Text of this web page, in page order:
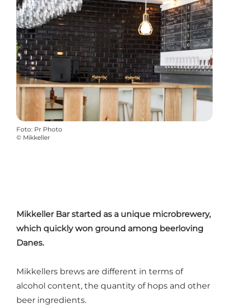
Foto: Pr Photo
© Mikkeller
Mikkeller Bar started as a unique microbrewery,
which quickly won ground among beerloving
Danes.
Mikkellers brews are different in terms of
alcohol content, the quantity of hops and other
beer ingredients.